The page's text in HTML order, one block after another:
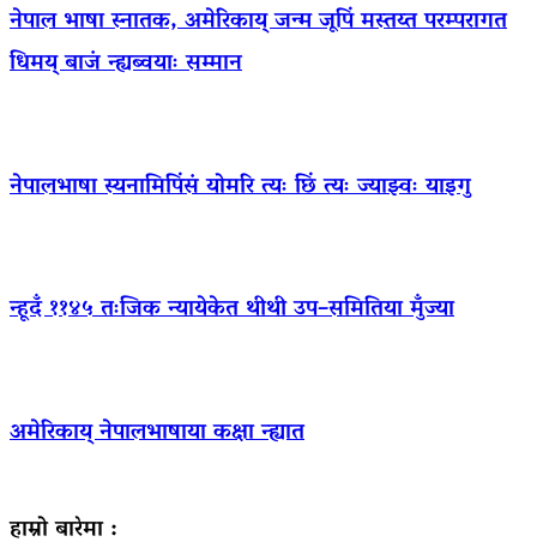
नेपाल भाषा स्नातक, अमेरिकाय् जन्म जूपिं मस्तय्त परम्परागत
धिमय् बाजं न्ह्यब्वयाः सम्मान
नेपालभाषा स्यनामिपिंसं योमरि त्यः छिं त्यः ज्याझ्वः याइगु
न्हूदँ ११४५ तःजिक न्यायेकेत थीथी उप–समितिया मुँज्या
अमेरिकाय् नेपालभाषाया कक्षा न्ह्यात
हाम्रो बारेमा :